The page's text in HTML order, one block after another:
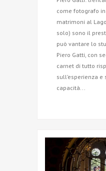
come fotografo
matrimoni al
solo) sono il
può vantare lo
Piero Gatti, con
carnet di tutto
sull’esperienza
capacità...